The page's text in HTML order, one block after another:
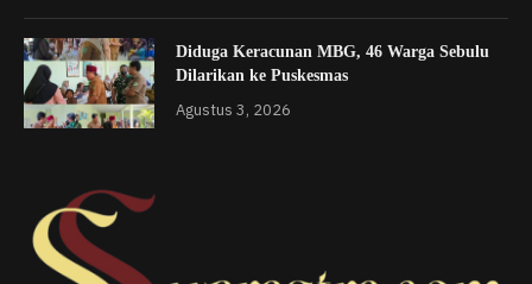
Diduga Keracunan MBG, 46 Warga Sebulu
Dilarikan ke Puskesmas
Agustus 3, 2026